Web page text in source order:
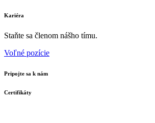
Kariéra
Staňte sa členom nášho tímu.
Voľné pozície
Pripojte sa k nám
Certifikáty